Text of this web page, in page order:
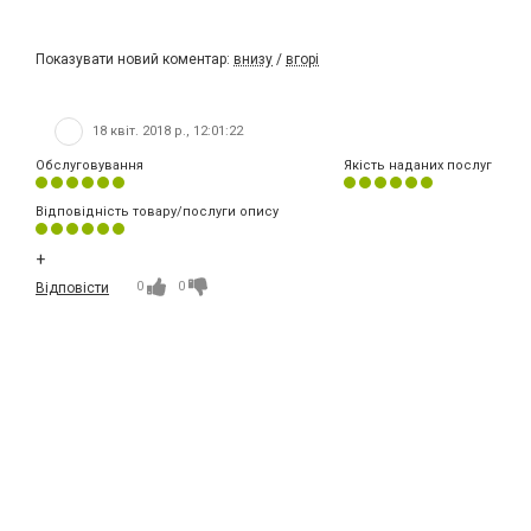
Показувати новий коментар: внизу / вгорі
18 квіт. 2018 р., 12:01:22
Обслуговування Якість наданих послуг
Відповідність товару/послуги опису
+
Відповісти 0 0